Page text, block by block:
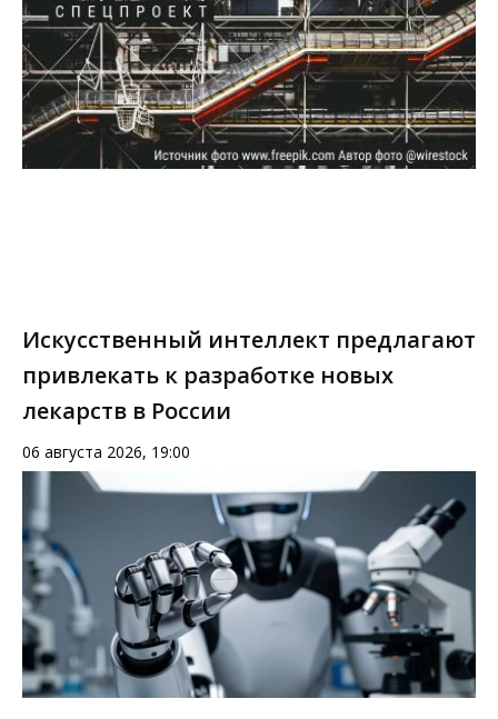
Искусственный интеллект предлагают
привлекать к разработке новых
лекарств в России
06 августа 2026, 19:00